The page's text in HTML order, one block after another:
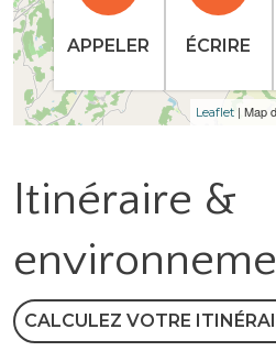
Leaflet | Map
APPELER ÉCRIRE
Itinéraire &
CALCULEZ VOTRE